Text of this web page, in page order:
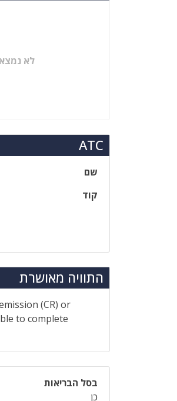
לא
ATC
שם
קוד
התוויה מאושרת
(CR) or
to complete
בסל הבריאות
כן